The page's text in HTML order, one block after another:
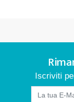
Iscriviti